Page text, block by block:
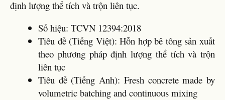
định lượng thể tích và trộn liên tục.
Số hiệu: TCVN 12394:2018
Tiêu đề (Tiếng Việt): Hỗn hợp bê tông sản xuất
theo phương pháp định lượng thể tích và trộn
liên tục
Tiêu đề (Tiếng Anh): Fresh concrete made by
volumetric batching and continuous mixing